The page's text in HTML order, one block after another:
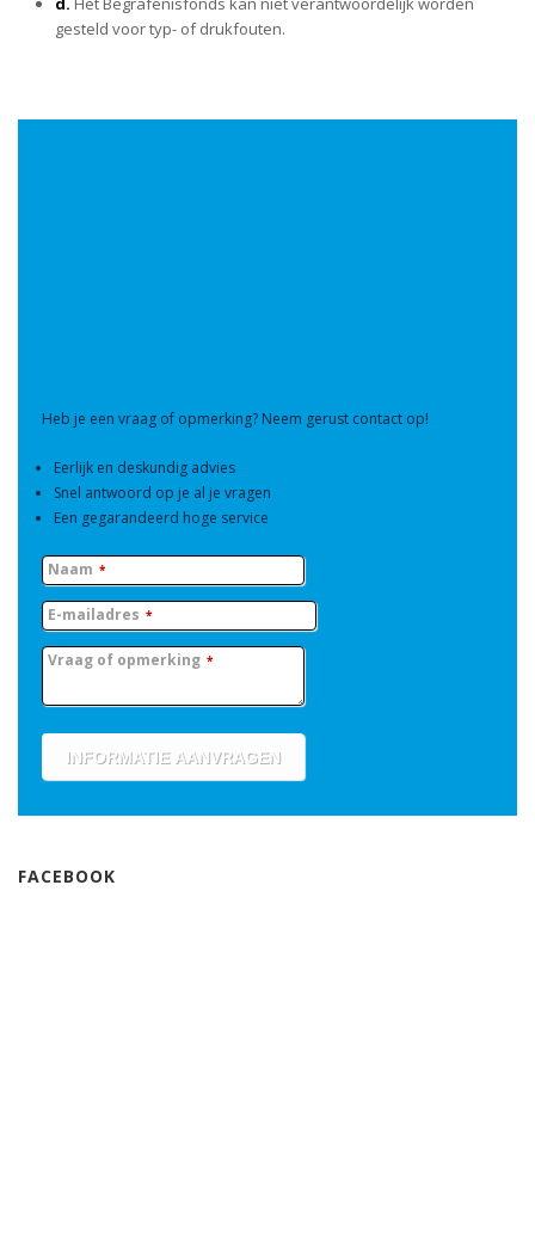
gesteld voor typ- of drukfouten.
Heb je een vraag of opmerking? Neem gerust contact op!
Eerlijk en deskundig advies
Snel antwoord op je al je vragen
Een gegarandeerd hoge service
Naam *
E-mailadres *
Vraag of opmerking *
INFORMATIE AANVRAGEN
FACEBOOK